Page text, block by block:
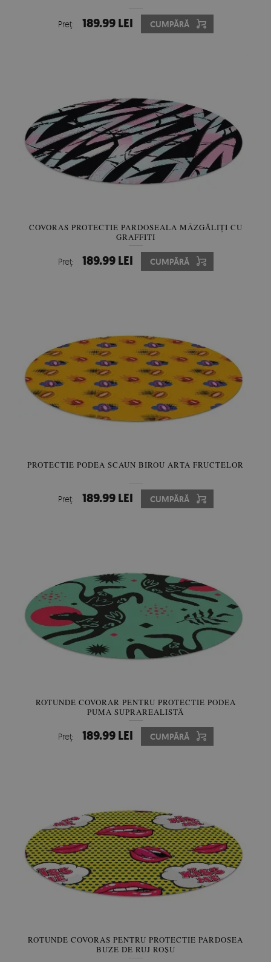
Preţ: 189.99 LEI CUMPĂRĂ
COVORAS PROTECTIE PARDOSEALA MÂZGĂLIȚI CU
GRAFFITI
Preţ: 189.99 LEI CUMPĂRĂ
PROTECTIE PODEA SCAUN BIROU ARTA FRUCTELOR
Preţ: 189.99 LEI CUMPĂRĂ
ROTUNDE COVORAR PENTRU PROTECTIE PODEA
PUMA SUPRAREALISTĂ
Preţ: 189.99 LEI CUMPĂRĂ
ROTUNDE COVORAS PENTRU PROTECTIE PARDOSEA
BUZE DE RUJ ROȘU